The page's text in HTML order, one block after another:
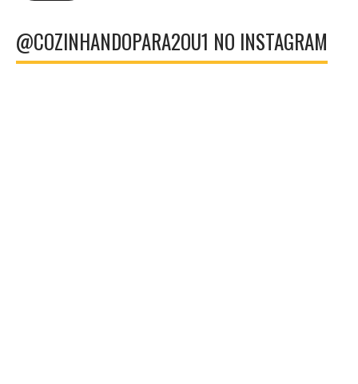
@COZINHANDOPARA2OU1 NO INSTAGRAM